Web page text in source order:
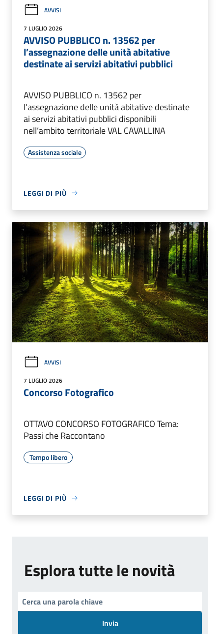
AVVISI
7 LUGLIO 2026
AVVISO PUBBLICO n. 13562 per
l’assegnazione delle unità abitative
destinate ai servizi abitativi pubblici
AVVISO PUBBLICO n. 13562 per
l’assegnazione delle unità abitative destinate
ai servizi abitativi pubblici disponibili
nell’ambito territoriale VAL CAVALLINA
Assistenza sociale
LEGGI DI PIÙ
AVVISI
7 LUGLIO 2026
Concorso Fotografico
OTTAVO CONCORSO FOTOGRAFICO Tema:
Passi che Raccontano
Tempo libero
LEGGI DI PIÙ
Esplora tutte le novità
Invia